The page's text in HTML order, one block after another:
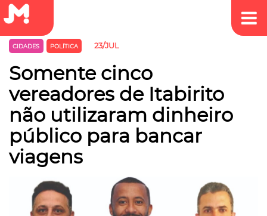
CIDADES POLÍTICA 23/JUL
Somente cinco
vereadores de Itabirito
não utilizaram dinheiro
público para bancar
viagens